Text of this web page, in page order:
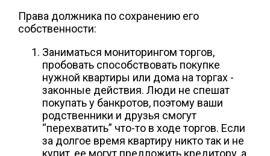
Права должника по сохранению его
собственности:
Заниматься мониторингом торгов,
пробовать способствовать покупке
нужной квартиры или дома на торгах -
законные действия. Люди не спешат
покупать у банкротов, поэтому ваши
родственники и друзья смогут
“перехватить” что-то в ходе торгов. Если
за долгое время квартиру никто так и не
купит, ее могут предложить кредитору, а